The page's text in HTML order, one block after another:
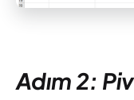
Adım 2: